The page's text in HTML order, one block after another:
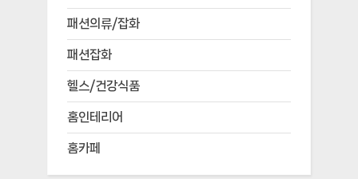
패션의류/잡화
패션잡화
헬스/건강식품
홈인테리어
홈카페